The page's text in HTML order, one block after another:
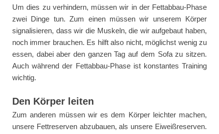
Um dies zu verhindern, müssen wir in der Fettabbau-Phase
zwei Dinge tun. Zum einen müssen wir unserem Körper
signalisieren, dass wir die Muskeln, die wir aufgebaut haben,
noch immer brauchen. Es hilft also nicht, möglichst wenig zu
essen, dabei aber den ganzen Tag auf dem Sofa zu sitzen.
Auch während der Fettabbau-Phase ist konstantes Training
wichtig.
Den Körper leiten
Zum anderen müssen wir es dem Körper leichter machen,
unsere Fettreserven abzubauen, als unsere Eiweißreserven.